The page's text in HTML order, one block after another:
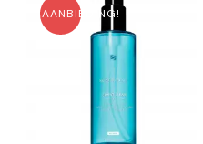
AANBIEDING!